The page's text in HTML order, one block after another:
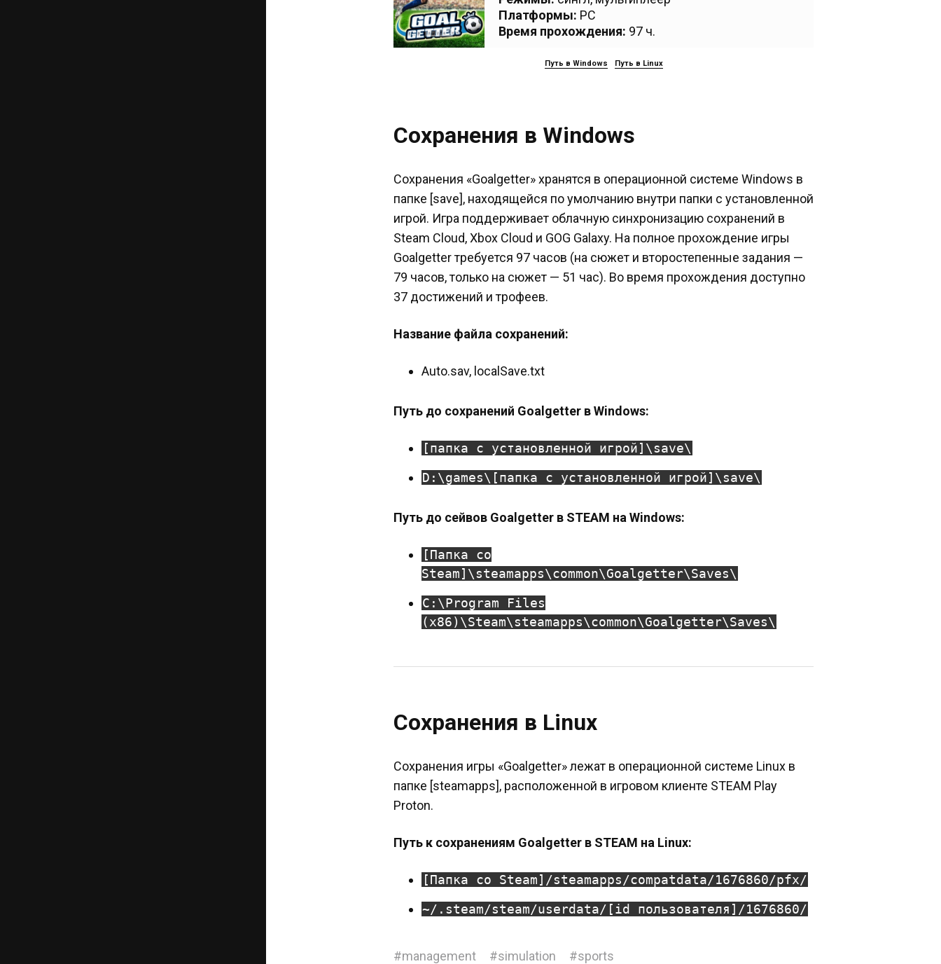
Платформы: PC
Время прохождения: 97 ч.
Путь в Windows Путь в Linux
Сохранения в Windows
Сохранения «Goalgetter» хранятся в операционной системе Windows в
папке [save], находящейся по умолчанию внутри папки с установленной
игрой. Игра поддерживает облачную синхронизацию сохранений в
Steam Cloud, Xbox Cloud и GOG Galaxy. На полное прохождение игры
Goalgetter требуется 97 часов (на сюжет и второстепенные задания —
79 часов, только на сюжет — 51 час). Во время прохождения доступно
37 достижений и трофеев.
Название файла сохранений:
Auto.sav, localSave.txt
Путь до сохранений Goalgetter в Windows:
[папка с установленной игрой]\save\
D:\games\[папка с установленной игрой]\save\
Путь до сейвов Goalgetter в STEAM на Windows:
[Папка со
Steam]\steamapps\common\Goalgetter\Saves\
C:\Program Files
(x86)\Steam\steamapps\common\Goalgetter\Saves\
Сохранения в Linux
Сохранения игры «Goalgetter» лежат в операционной системе Linux в
папке [steamapps], расположенной в игровом клиенте STEAM Play
Proton.
Путь к сохранениям Goalgetter в STEAM на Linux:
[Папка со Steam]/steamapps/compatdata/1676860/pfx/
~/.steam/steam/userdata/[id пользователя]/1676860/
#management #simulation #sports